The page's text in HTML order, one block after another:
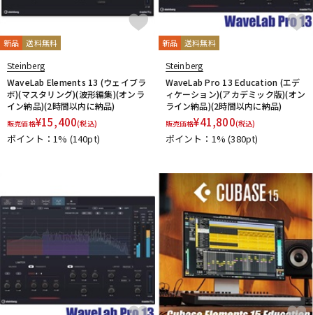
新品 送料無料
Steinberg
WaveLab Elements 13 (ウェイブラ
ボ)(マスタリング)(波形編集)(オンラ
イン納品)(2時間以内に納品)
販売価格¥15,400(税込)
ポイント：1% (140pt)
新品 送料無料
Steinberg
WaveLab Pro 13 Education (エデ
ィケーション)(アカデミック版)(オン
ライン納品)(2時間以内に納品)
販売価格¥41,800(税込)
ポイント：1%(380pt)